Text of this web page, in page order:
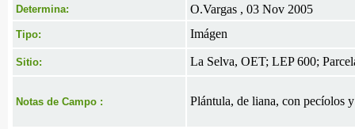
Determina:
O.Vargas , 03 Nov 2005
Tipo: Imágen
Sitio: La Selva, OET; LEP 600;
Notas de Campo : Plántula, de liana, con pecíolos